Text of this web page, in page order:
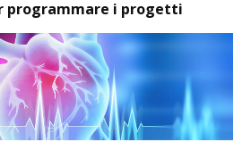
programmare i progetti